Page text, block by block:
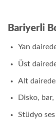
Bariyerli
Yan
Üst
Alt
Disko, bar,
Stüdyo ses